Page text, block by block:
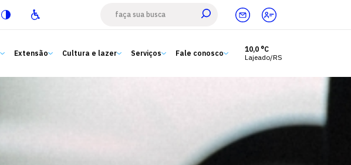
Extensão Cultura e lazer Serviços Fale conosco
10,0 °C
Lajeado/RS
Estude aqui
Pesquisa e Inovação